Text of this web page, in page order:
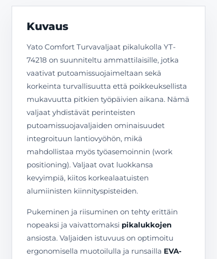
Kuvaus
Yato Comfort Turvavaljaat pikalukolla YT-
74218 on suunniteltu ammattilaisille, jotka
vaativat putoamissuojaimeltaan sekä
korkeinta turvallisuutta että poikkeuksellista
mukavuutta pitkien työpäivien aikana. Nämä
valjaat yhdistävät perinteisten
putoamissuojavaljaiden ominaisuudet
integroituun lantiovyöhön, mikä
mahdollistaa myös työasemoinnin (work
positioning). Valjaat ovat luokkansa
kevyimpiä, kiitos korkealaatuisten
alumiinisten kiinnityspisteiden.
Pukeminen ja riisuminen on tehty erittäin
nopeaksi ja vaivattomaksi pikalukkojen
ansiosta. Valjaiden istuvuus on optimoitu
ergonomisella muotoilulla ja runsailla EVA-